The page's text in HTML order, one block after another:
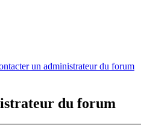
un administrateur du forum
du forum